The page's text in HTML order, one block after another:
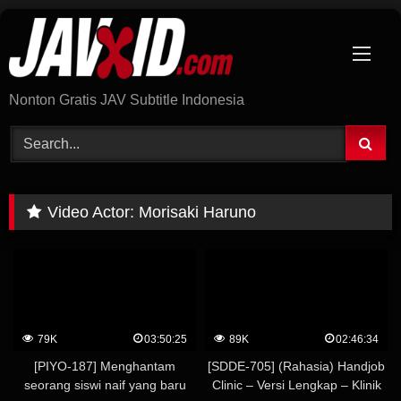
content
Nonton Gratis JAV Subtitle Indonesia
Video Actor: Morisaki Haruno
79K 03:50:25
[PIYO-187] Menghantam
seorang siswi naif yang baru
89K 02:46:34
[SDDE-705] (Rahasia) Handjob
Clinic – Versi Lengkap – Klinik